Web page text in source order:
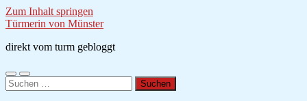
Zum Inhalt springen
Türmerin von Münster
direkt vom turm gebloggt
Mobile-
Menü
Suchfeld
ein-/ausblenden
Suchen
nach: